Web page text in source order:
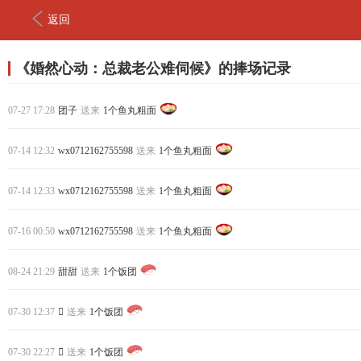
返回
《婚然心动：总裁老公难伺候》的捧场记录
07-27 17:28 团子 送来 1个鱼丸粗面
07-14 12:32 wx0712162755598 送来 1个鱼丸粗面
07-14 12:33 wx0712162755598 送来 1个鱼丸粗面
07-16 00:50 wx0712162755598 送来 1个鱼丸粗面
08-24 21:29 甜甜 送来 1个饭团
07-30 12:37  送来 1个饭团
07-30 22:27  送来 1个饭团